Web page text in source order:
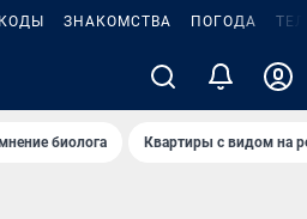
ЗНАКОМСТВА ПОГОДА
биолога Квартиры с видом на